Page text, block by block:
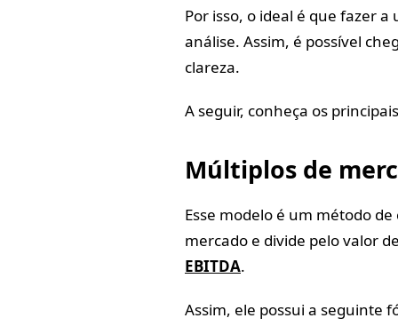
Por isso, o ideal é que fazer
análise. Assim, é possível
clareza.
A seguir, conheça os
Múltiplos de
Esse modelo é um método
mercado e divide pelo valor
EBITDA.
Assim, ele possui a seguinte